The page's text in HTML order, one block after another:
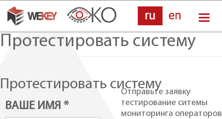
Перейти
основному
Протестировать систему
Протестировать систему
ВАШЕ ИМЯ *
Отправьте заявку
тестирование ситемы
мониторинга операторов